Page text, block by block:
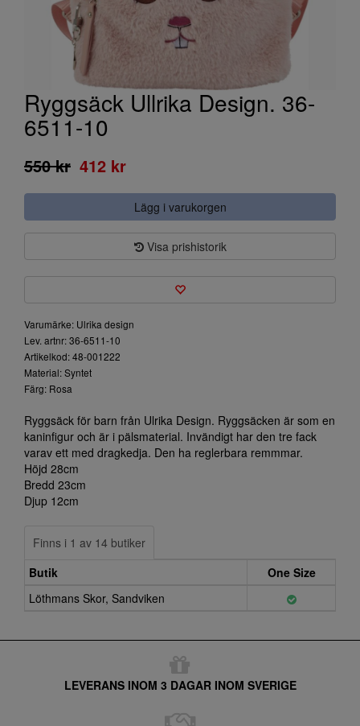
Ryggsäck Ullrika Design. 36-
6511-10
550 kr 412 kr
Lägg i varukorgen
Visa prishistorik
Varumärke: Ulrika design
Lev. artnr: 36-6511-10
Artikelkod: 48-001222
Material: Syntet
Färg: Rosa
Ryggsäck för barn från Ulrika Design. Ryggsäcken är som en
kaninfigur och är i pälsmaterial. Invändigt har den tre fack
varav ett med dragkedja. Den ha reglerbara remmmar.
Höjd 28cm
Bredd 23cm
Djup 12cm
Finns i 1 av 14 butiker
Butik
One Size
Löthmans Skor, Sandviken
LEVERANS INOM 3 DAGAR INOM SVERIGE